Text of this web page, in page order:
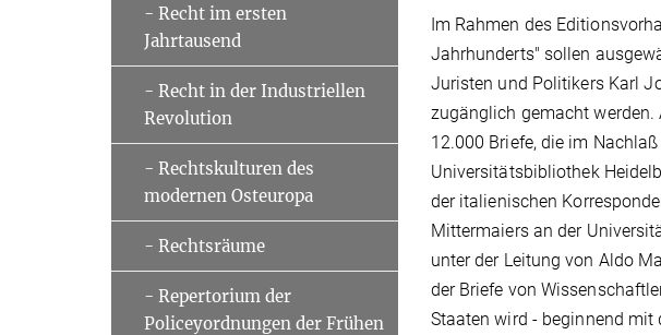
Im Rahmen des
Jahrhunderts" sollen
Juristen und Politikers Karl
zugänglich gemacht
12.000 Briefe, die im
Universitätsbibliothek
der italienischen
Mittermaiers an der
unter der Leitung von Aldo
der Briefe von
Staaten wird - beginnend
- Recht im ersten
Jahrtausend
- Recht in der Industriellen
Revolution
- Rechtskulturen des
modernen Osteuropa
- Rechtsräume
- Repertorium der
Policeyordnungen der Frühen